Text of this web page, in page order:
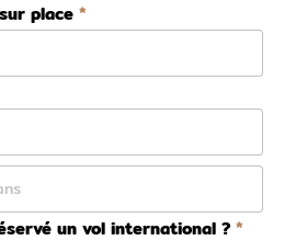
place
un vol international ?